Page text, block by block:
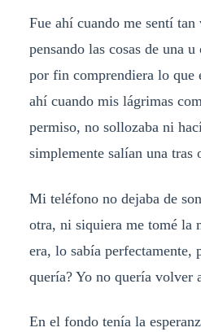
Fue ahí cuando me sentí
pensando las cosas de una
por fin comprendiera lo que
ahí cuando mis lágrimas
permiso, no sollozaba ni
simplemente salían una tras
Mi teléfono no dejaba de
otra, ni siquiera me tomé la
era, lo sabía perfectamente,
quería? Yo no quería volver
En el fondo tenía la